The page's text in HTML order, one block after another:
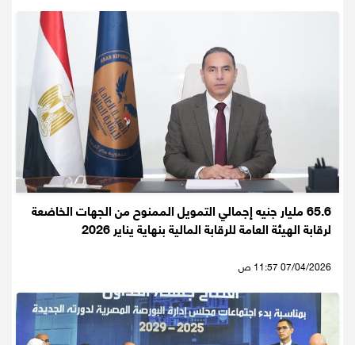
65.6 مليار جنيه إجمالي التمويل الممنوح من الجهات الخاضعة
لرقابة الهيئة العامة للرقابة المالية بنهاية يناير 2026
07/04/2026 11:57 ص